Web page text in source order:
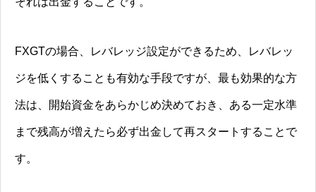
FXGTの場合、レバレッジ設定ができるため、レバレッ
ジを低くすることも有効な手段ですが、最も効果的な方
法は、開始資金をあらかじめ決めておき、ある一定水準
まで残高が増えたら必ず出金して再スタートすることで
す。